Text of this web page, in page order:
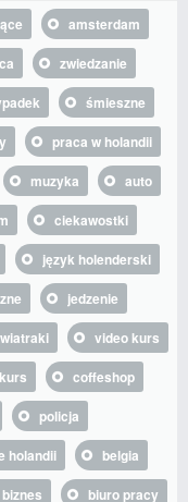
amsterdam
zwiedzanie
śmieszne
praca w holandii
muzyka
auto
ciekawostki
język holenderski
jedzenie
wiatraki
video kurs
kurs
coffeshop
policja
holandii
belgia
biznes biuro pracy